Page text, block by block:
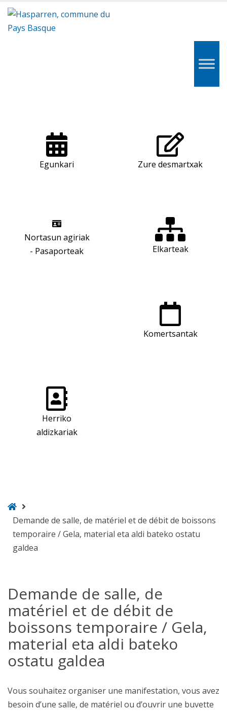
Hasparren,
Hazparne,
Egunkari Zure desmartxak
Nortasun agiriak
- Pasaporteak
Elkarteak
Komertsantak
Herriko
aldizkariak
ongietorri
Demande de salle, de matériel et de débit de boissons
temporaire / Gela, material eta aldi bateko ostatu
galdea
Demande de salle, de
matériel et de débit de
boissons temporaire / Gela,
material eta aldi bateko
ostatu galdea
Vous souhaitez organiser une manifestation, vous avez
besoin d’une salle, de matériel ou d’ouvrir une buvette